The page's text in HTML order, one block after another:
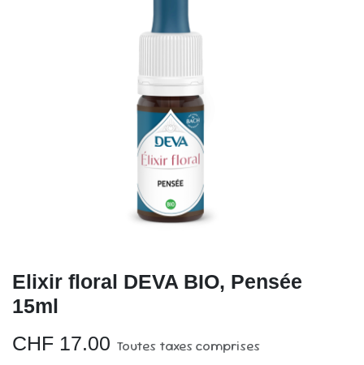
Elixir floral DEVA BIO, Pensée
15ml
CHF 17.00 Toutes taxes comprises